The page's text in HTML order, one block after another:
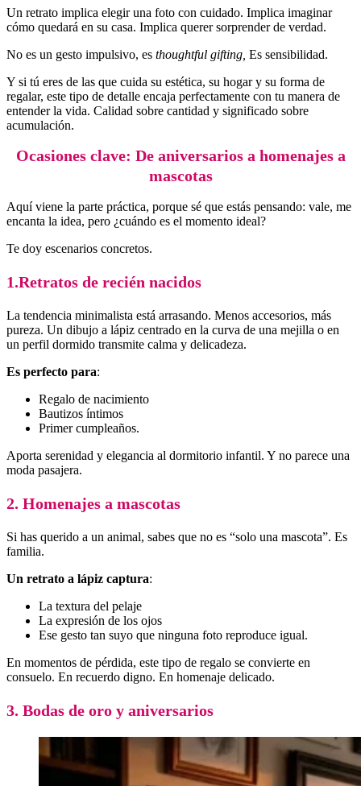
Un retrato implica elegir una foto con cuidado. Implica imaginar
cómo quedará en su casa. Implica querer sorprender de verdad.
No es un gesto impulsivo, es thoughtful gifting, Es sensibilidad.
Y si tú eres de las que cuida su estética, su hogar y su forma de
regalar, este tipo de detalle encaja perfectamente con tu manera de
entender la vida. Calidad sobre cantidad y significado sobre
acumulación.
Ocasiones clave: De aniversarios a homenajes a
mascotas
Aquí viene la parte práctica, porque sé que estás pensando: vale, me
encanta la idea, pero ¿cuándo es el momento ideal?
Te doy escenarios concretos.
1.Retratos de recién nacidos
La tendencia minimalista está arrasando. Menos accesorios, más
pureza. Un dibujo a lápiz centrado en la curva de una mejilla o en
un perfil dormido transmite calma y delicadeza.
Es perfecto para:
Regalo de nacimiento
Bautizos íntimos
Primer cumpleaños.
Aporta serenidad y elegancia al dormitorio infantil. Y no parece una
moda pasajera.
2. Homenajes a mascotas
Si has querido a un animal, sabes que no es “solo una mascota”. Es
familia.
Un retrato a lápiz captura:
La textura del pelaje
La expresión de los ojos
Ese gesto tan suyo que ninguna foto reproduce igual.
En momentos de pérdida, este tipo de regalo se convierte en
consuelo. En recuerdo digno. En homenaje delicado.
3. Bodas de oro y aniversarios